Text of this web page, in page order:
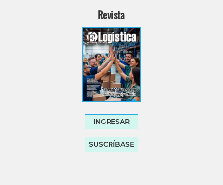
Revista
INGRESAR
SUSCRÍBASE